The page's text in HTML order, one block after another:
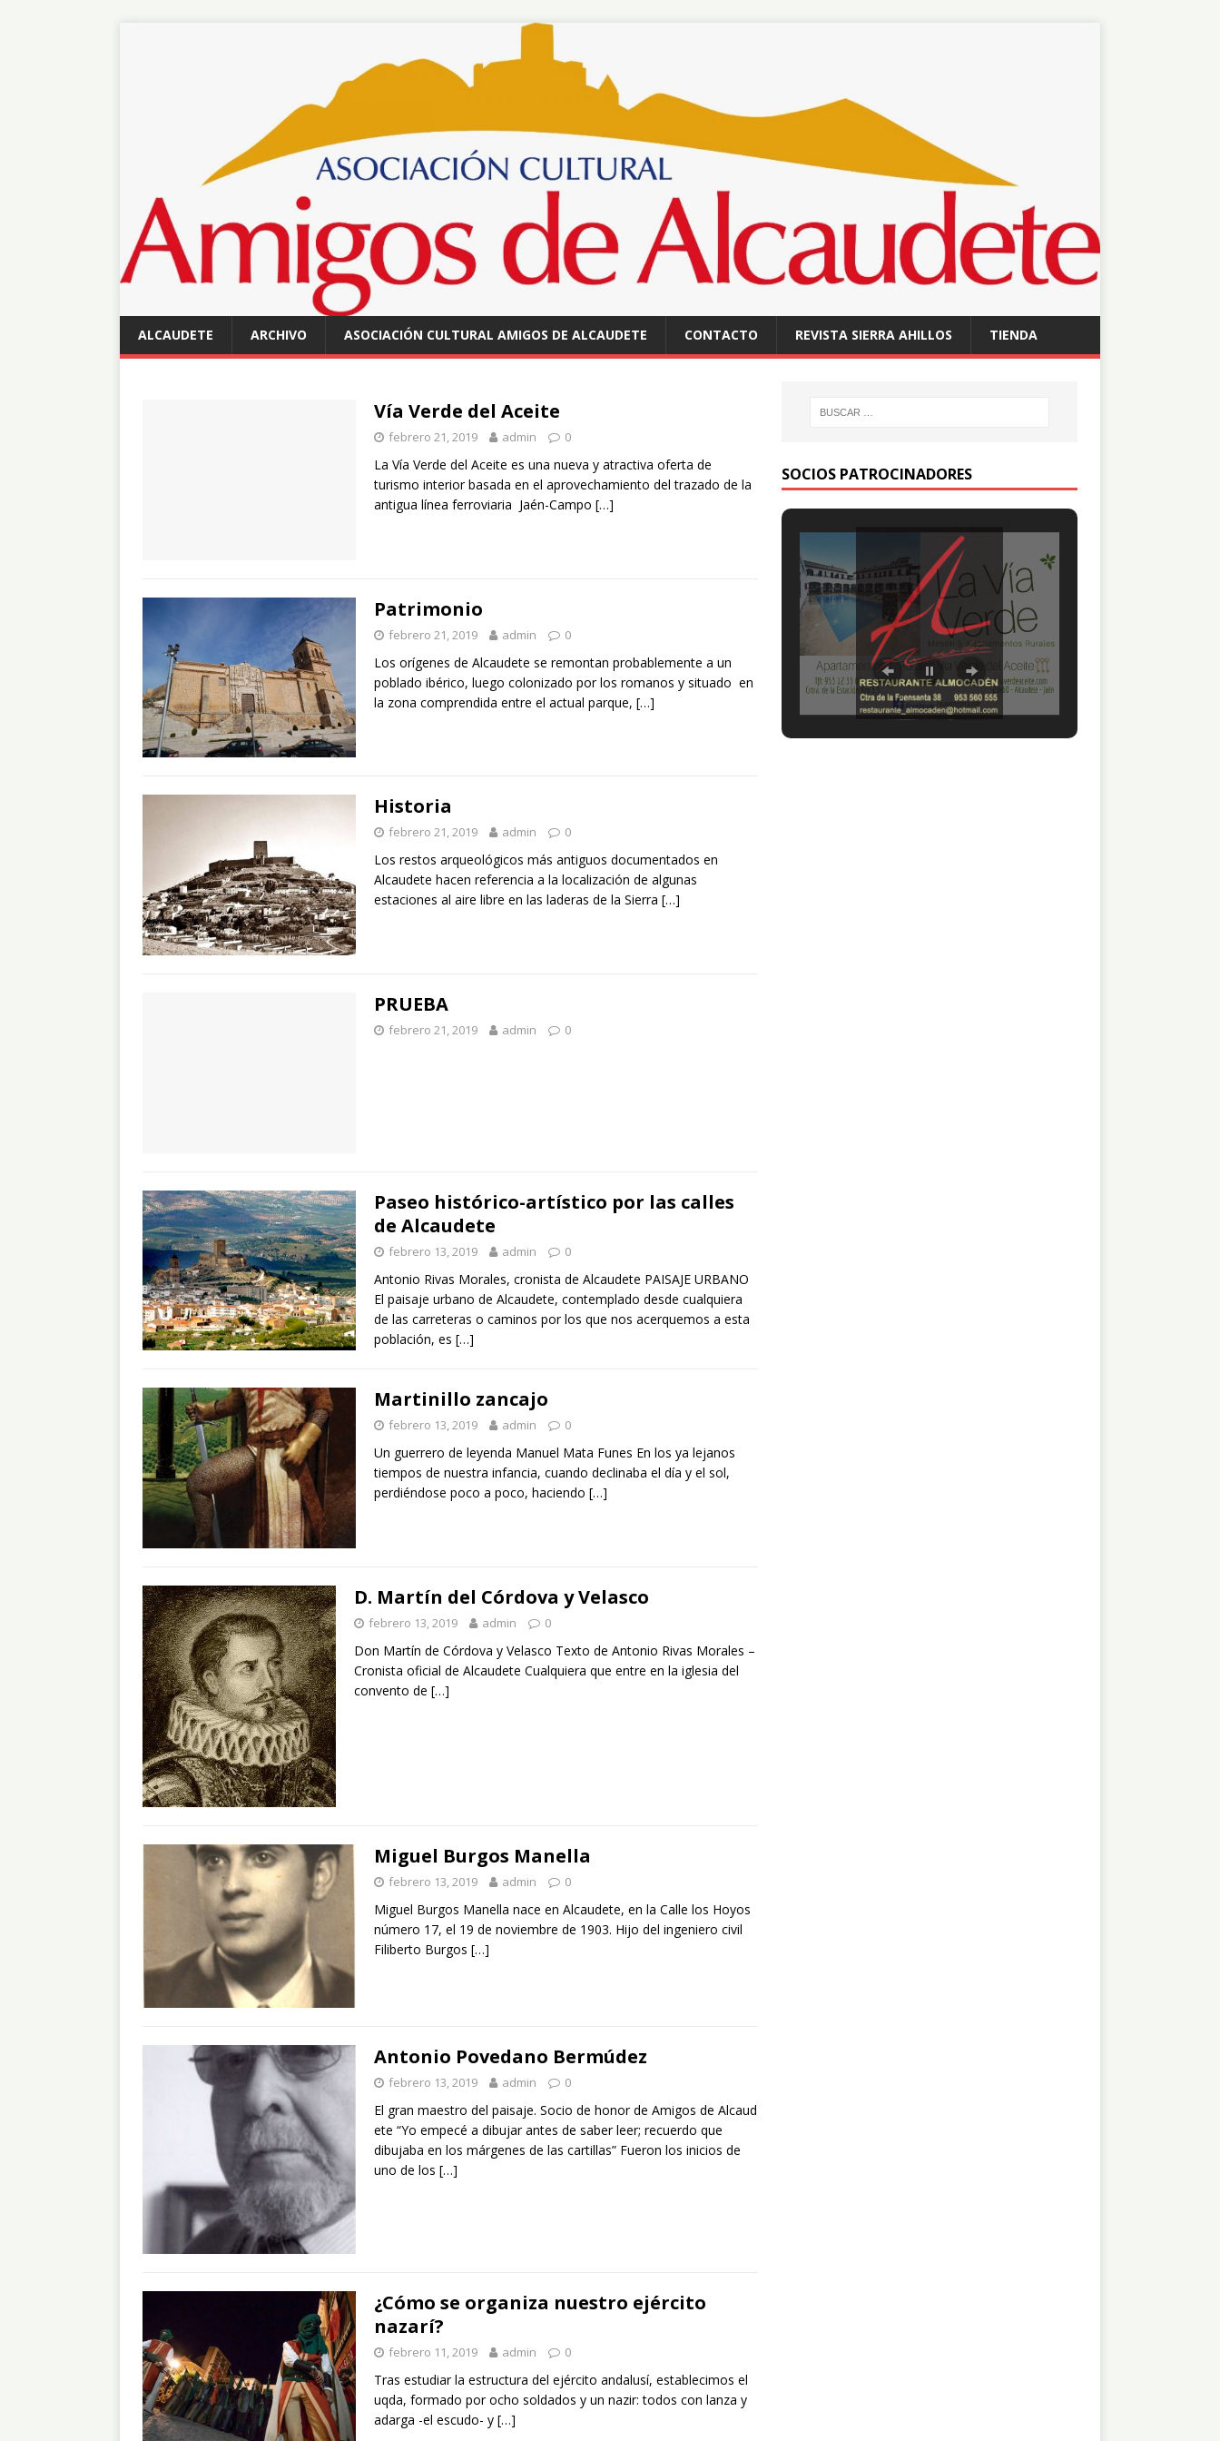
ALCAUDETE ARCHIVO ASOCIACIÓN CULTURAL AMIGOS DE ALCAUDETE CONTACTO REVISTA SIERRA AHILLOS TIENDA
Vía Verde del Aceite
febrero 21, 2019 admin 0
La Vía Verde del Aceite es una nueva y atractiva oferta de
turismo interior basada en el aprovechamiento del trazado de la
antigua línea ferroviaria Jaén-Campo […]
Patrimonio
febrero 21, 2019 admin 0
Los orígenes de Alcaudete se remontan probablemente a un
poblado ibérico, luego colonizado por los romanos y situado en
la zona comprendida entre el actual parque, […]
Historia
febrero 21, 2019 admin 0
Los restos arqueológicos más antiguos documentados en
Alcaudete hacen referencia a la localización de algunas
estaciones al aire libre en las laderas de la Sierra […]
PRUEBA
febrero 21, 2019 admin 0
Paseo histórico-artístico por las calles
de Alcaudete
febrero 13, 2019 admin 0
Antonio Rivas Morales, cronista de Alcaudete PAISAJE URBANO
El paisaje urbano de Alcaudete, contemplado desde cualquiera
de las carreteras o caminos por los que nos acerquemos a esta
población, es […]
Martinillo zancajo
febrero 13, 2019 admin 0
Un guerrero de leyenda Manuel Mata Funes En los ya lejanos
tiempos de nuestra infancia, cuando declinaba el día y el sol,
perdiéndose poco a poco, haciendo […]
D. Martín del Córdova y Velasco
febrero 13, 2019 admin 0
Don Martín de Córdova y Velasco Texto de Antonio Rivas Morales –
Cronista oficial de Alcaudete Cualquiera que entre en la iglesia del
convento de […]
Miguel Burgos Manella
febrero 13, 2019 admin 0
Miguel Burgos Manella nace en Alcaudete, en la Calle los Hoyos
número 17, el 19 de noviembre de 1903. Hijo del ingeniero civil
Filiberto Burgos […]
Antonio Povedano Bermúdez
febrero 13, 2019 admin 0
El gran maestro del paisaje. Socio de honor de Amigos de Alcaud
ete “Yo empecé a dibujar antes de saber leer; recuerdo que
dibujaba en los márgenes de las cartillas” Fueron los inicios de
uno de los […]
¿Cómo se organiza nuestro ejército
nazarí?
febrero 11, 2019 admin 0
Tras estudiar la estructura del ejército andalusí, establecimos el
uqda, formado por ocho soldados y un nazir: todos con lanza y
adarga -el escudo- y […]
SOCIOS PATROCINADORES